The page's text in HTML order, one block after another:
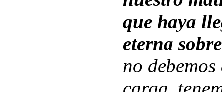
que haya
eterna
no
carga,